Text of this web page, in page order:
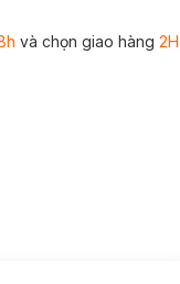
và chọn giao hàng 2H